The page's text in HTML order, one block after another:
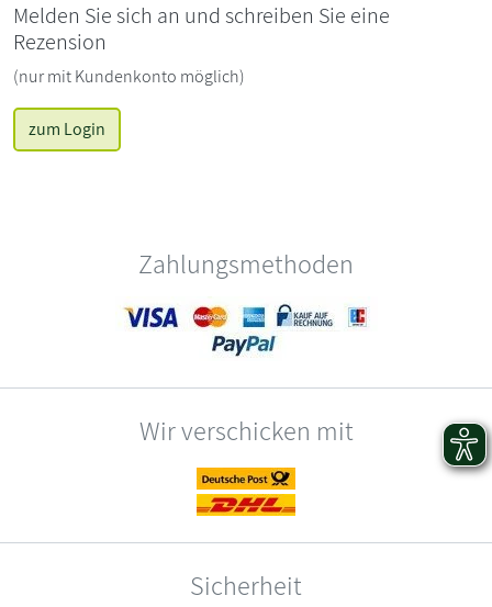
Melden Sie sich an und schreiben Sie eine
Rezension
(nur mit Kundenkonto möglich)
zum Login
Zahlungsmethoden
Wir verschicken mit
Sicherheit